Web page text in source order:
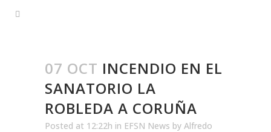
07 OCT INCENDIO EN EL
SANATORIO LA
ROBLEDA A CORUÑA
Posted at 12:22h in EFSN News by Alfredo